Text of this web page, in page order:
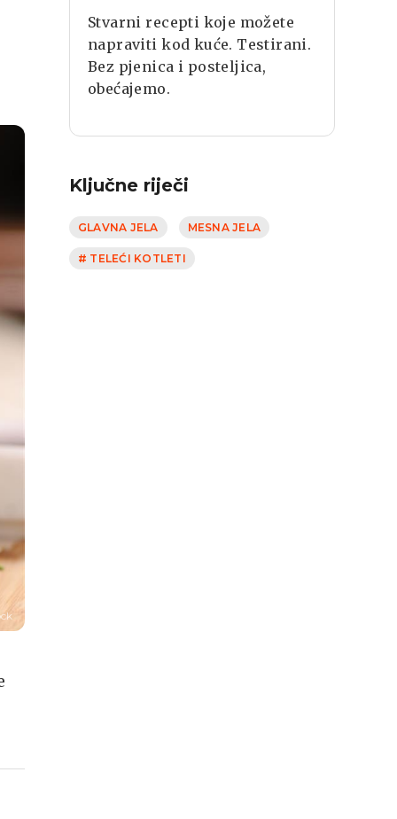
Stvarni recepti koje možete
napraviti kod kuće. Testirani.
Bez pjenica i posteljica,
obećajemo.
Ključne riječi
GLAVNA JELA MESNA JELA
# TELEĆI KOTLETI